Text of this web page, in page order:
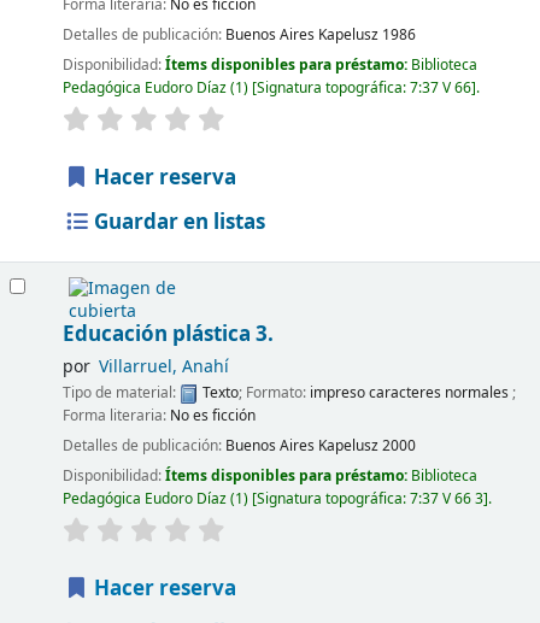
Forma literaria: No es ficción
Detalles de publicación: Buenos Aires Kapelusz 1986
Disponibilidad:Ítems disponibles para préstamo: Biblioteca
Pedagógica Eudoro Díaz(1) Signatura topográfica:7:37 V 66 .
Hacer reserva
Guardar en listas
Educación plástica 3.
por Villarruel, Anahí
Tipo de material: Texto; Formato: impreso caracteres normales ;
Forma literaria: No es ficción
Detalles de publicación: Buenos Aires Kapelusz2000
Disponibilidad:Ítems disponibles para préstamo: Biblioteca
Pedagógica Eudoro Díaz(1) Signatura topográfica:7:37 V 66 3 .
Hacer reserva